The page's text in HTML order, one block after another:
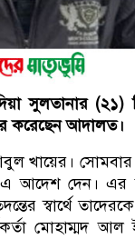
সুলতানার (২১)
করেছেন আদালত।
খায়ের। সোমবার
এ আদেশ দেন।
স্বার্থে
মোহাম্মদ আল